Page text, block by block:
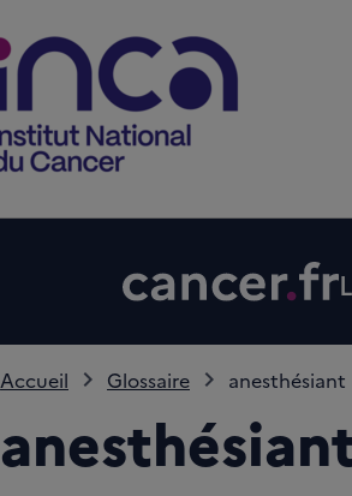
Accueil Glossaire anesthésiant